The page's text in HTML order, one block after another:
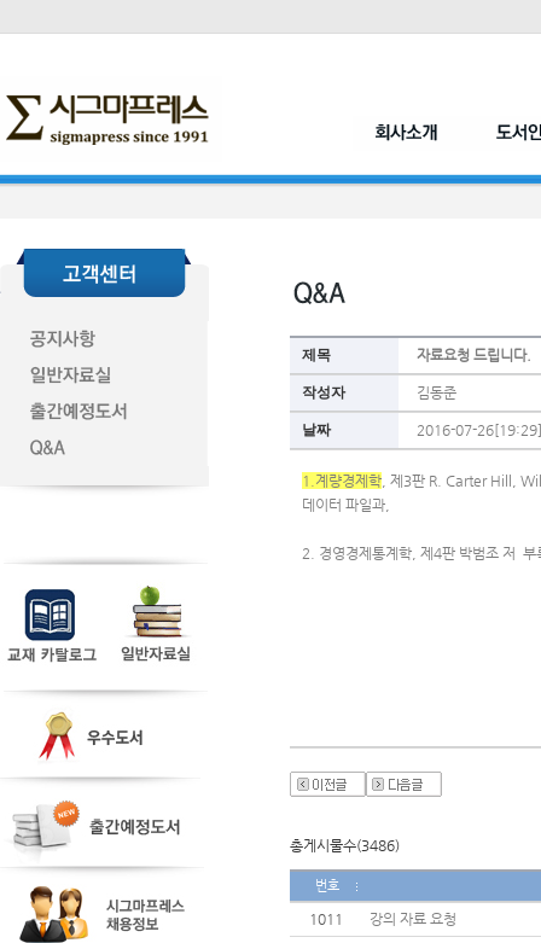
제목 자료요청 드립니다.
작성자 김동준
날짜 2016-07-26[19:29]
1.계량경제학 , 제3판 R. Carter Hill,
데이터 파일과,
2. 경영경제통계학, 제4판 박범조 저
총게시물수(3486)
번호
1011
강의 자료 요청